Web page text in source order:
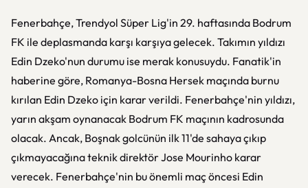
Fenerbahçe, Trendyol Süper Lig'in 29. haftasında Bodrum
FK ile deplasmanda karşı karşıya gelecek. Takımın yıldızı
Edin Dzeko'nun durumu ise merak konusuydu. Fanatik'in
haberine göre, Romanya-Bosna Hersek maçında burnu
kırılan Edin Dzeko için karar verildi. Fenerbahçe'nin yıldızı,
yarın akşam oynanacak Bodrum FK maçının kadrosunda
olacak. Ancak, Boşnak golcünün ilk 11'de sahaya çıkıp
çıkmayacağına teknik direktör Jose Mourinho karar
verecek. Fenerbahçe'nin bu önemli maç öncesi Edin